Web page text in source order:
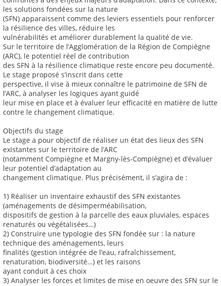
les solutions fondées sur la nature
(SFN) apparaissent comme des leviers essentiels pour renforcer
la résilience des villes, réduire les
vulnérabilités et améliorer durablement la qualité de vie.
Sur le territoire de l’Agglomération de la Région de Compiègne
(ARC), le potentiel réel de contribution
des SFN à la résilience climatique reste encore peu documenté.
Le stage proposé s’inscrit dans cette
perspective, il vise à mieux connaître le patrimoine de SFN de
l’ARC, à analyser les logiques ayant guidé
leur mise en place et à évaluer leur efficacité en matière de lutte
contre le changement climatique.
Objectifs du stage
Le stage a pour objectif de réaliser un état des lieux des SFN
existantes sur le territoire de l’ARC
(notamment Compiègne et Margny-lès-Compiègne) et d’évaluer
leur potentiel d’adaptation au
changement climatique. Plus précisément, il s’agira de :
1) Réaliser un inventaire exhaustif des SFN existantes
(aménagements de désimperméabilisation,
dispositifs de gestion à la parcelle des eaux pluviales, espaces
renaturés ou végétalisées…)
2) Construire une typologie des SFN fondée sur : la nature
technique des aménagements, leurs
finalités (gestion intégrée de l’eau, rafraîchissement,
renaturation, biodiversité…) et les raisons
ayant conduit à ces choix
3) Analyser les forces et limites de mise en oeuvre des SFN sur le